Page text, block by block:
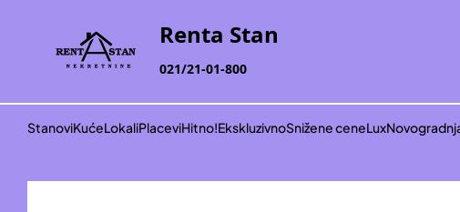
Renta Stan
021/21-01-800
StanoviKućeLokaliPlaceviHitno!EkskluzivnoSnižene ceneLux